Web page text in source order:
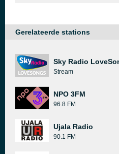
Gerelateerde stations
Sky Radio
Stream
NPO 3FM
96.8 FM
Ujala Radio
90.1 FM